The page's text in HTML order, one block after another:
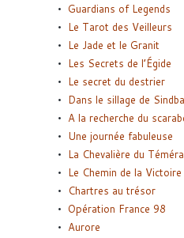
Guardians of Legends
Le Tarot des Veilleurs
Le Jade et le Granit
Les Secrets de l’Égide
Le secret du destrier
Dans le sillage de
A la recherche du
Une journée fabuleuse
La Chevalière du
Le Chemin de la Victoire
Chartres au trésor
Opération France 98
Aurore